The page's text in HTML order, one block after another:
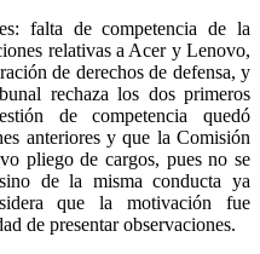
falta de competencia de la
relativas a Acer y Lenovo,
de derechos de defensa, y
rechaza los dos primeros
de competencia quedó
anteriores y que la Comisión
pliego de cargos, pues no se
de la misma conducta ya
que la motivación fue
de presentar observaciones.